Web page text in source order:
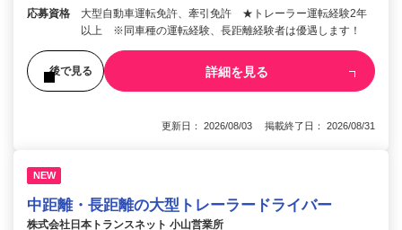
応募資格
大型自動車運転免許、牽引免許 ★トレーラー運転経験2年
以上 ※同車種の運転経験、長距離経験者は優遇します！
後で見る 詳細を見る
更新日： 2026/08/03 掲載終了日： 2026/08/31
NEW
中距離・長距離の大型トレーラードライバー
株式会社日本トランスネット 小山営業所